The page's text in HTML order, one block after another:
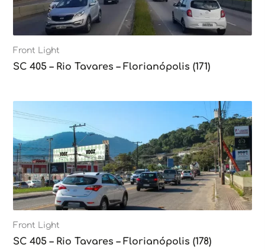
Front Light
SC 405 – Rio Tavares – Florianópolis (171)
Front Light
SC 405 – Rio Tavares – Florianópolis (178)